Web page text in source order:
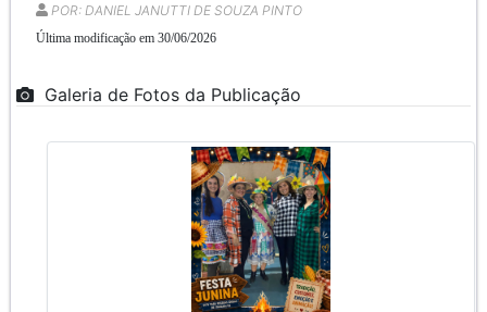
POR: DANIEL JANUTTI DE SOUZA PINTO
Última modificação em 30/06/2026
Galeria de Fotos da Publicação